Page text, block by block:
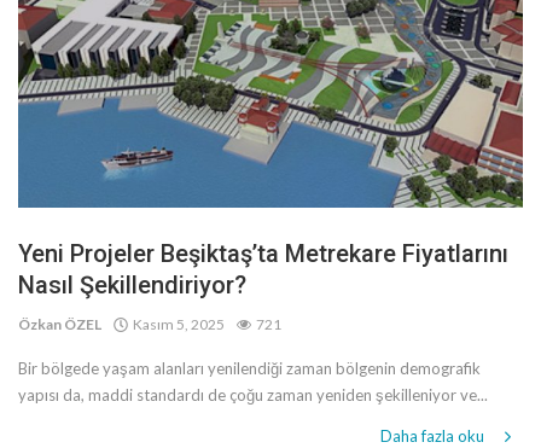
Yeni Projeler Beşiktaş’ta Metrekare Fiyatlarını
Nasıl Şekillendiriyor?
Özkan ÖZEL Kasım 5, 2025 721
Bir bölgede yaşam alanları yenilendiği zaman bölgenin demografik
yapısı da, maddi standardı de çoğu zaman yeniden şekilleniyor ve...
Daha fazla oku